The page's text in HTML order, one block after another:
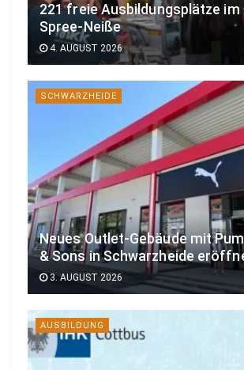
221 freie Ausbildungsplätze im
Spree-Neiße
4. AUGUST 2026
SCHWARZHEIDE
Neues Outlet-Gebäude mit
& Sons in Schwarzheide
3. AUGUST 2026
AUSBILDUNG